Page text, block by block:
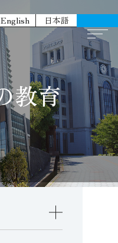
English 日本語
教育